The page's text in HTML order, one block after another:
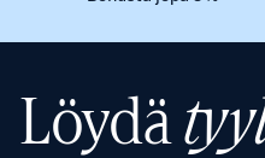
Löydä